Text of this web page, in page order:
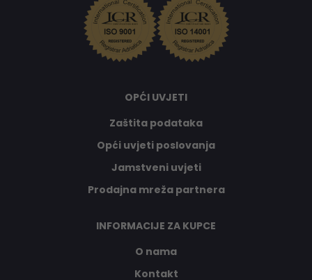
OPĆI UVJETI
Zaštita podataka
Opći uvjeti poslovanja
Jamstveni uvjeti
Prodajna mreža partnera
INFORMACIJE ZA KUPCE
O nama
Kontakt